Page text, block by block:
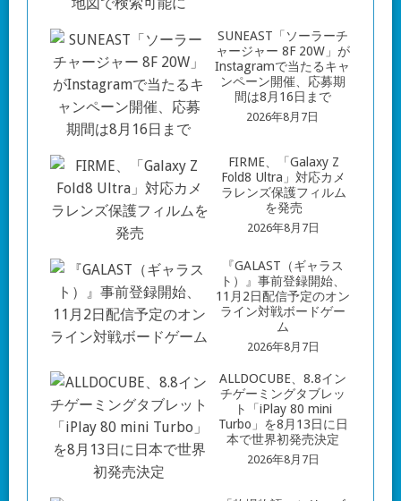
SUNEAST「ソーラーチ
ャージャー 8F 20W」が
Instagramで当たるキャ
ンペーン開催、応募期
間は8月16日まで
2026年8月7日
FIRME、「Galaxy Z
Fold8 Ultra」対応カメ
ラレンズ保護フィルム
を発売
2026年8月7日
『GALAST（ギャラス
ト）』事前登録開始、
11月2日配信予定のオン
ライン対戦ボードゲー
ム
2026年8月7日
ALLDOCUBE、8.8イン
チゲーミングタブレッ
ト「iPlay 80 mini
Turbo」を8月13日に日
本で世界初発売決定
2026年8月7日